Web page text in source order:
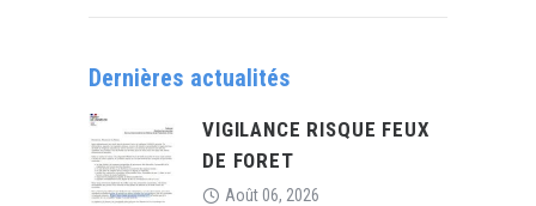
Dernières actualités
VIGILANCE RISQUE FEUX
DE FORET
Août 06, 2026